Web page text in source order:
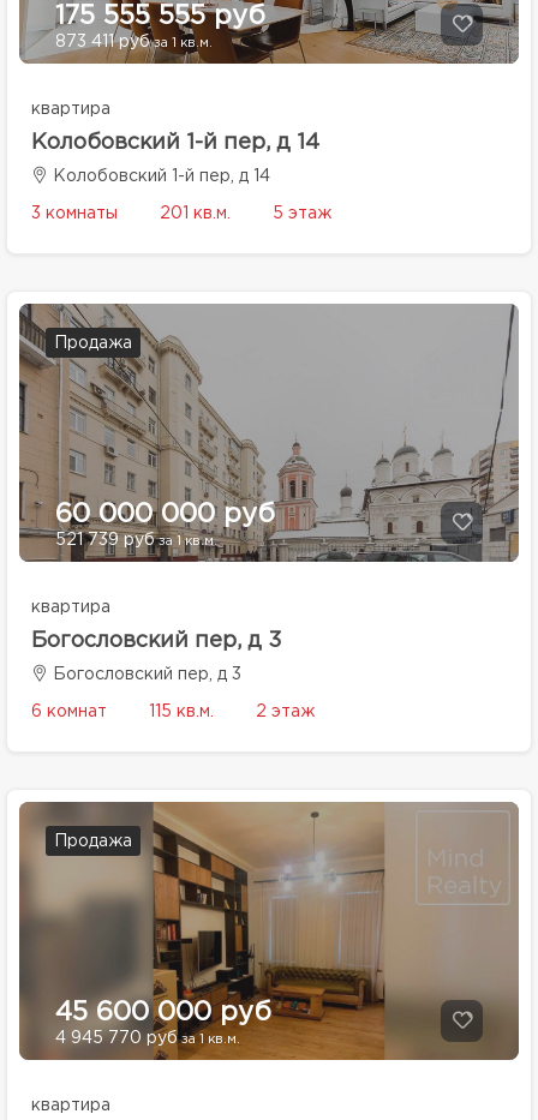
175 555 555 руб
873 411 рубза 1 кв.м.
квартира
Колобовский 1-й пер, д 14
Колобовский 1-й пер, д 14
3 комнаты 201 кв.м. 5 этаж
Продажа
60 000 000 руб
521 739 рубза 1 кв.м.
квартира
Богословский пер, д 3
Богословский пер, д 3
6 комнат 115 кв.м. 2 этаж
Продажа
45 600 000 руб
4 945 770 рубза 1 кв.м.
квартира